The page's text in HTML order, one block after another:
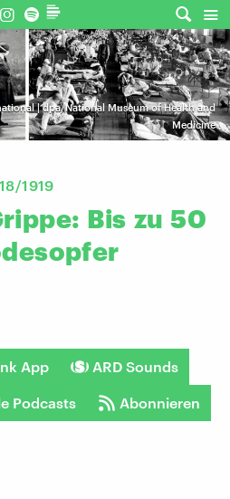
| dpa/National Museum of Health and
Medicine
1919
Bis zu 50
App ARD Sounds
Podcasts Abonnieren